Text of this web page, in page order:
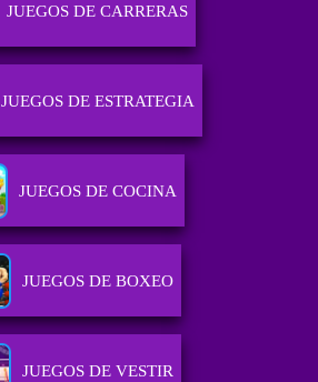
JUEGOS DE CARRERAS
JUEGOS DE ESTRATEGIA
JUEGOS DE COCINA
JUEGOS DE BOXEO
JUEGOS DE VESTIR